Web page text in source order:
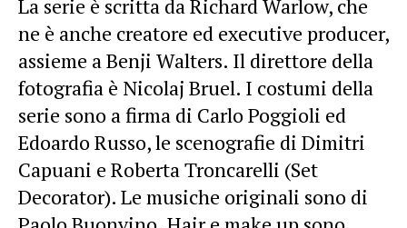
La serie è scritta da Richard Warlow, che
ne è anche creatore ed executive producer,
assieme a Benji Walters. Il direttore della
fotografia è Nicolaj Bruel. I costumi della
serie sono a firma di Carlo Poggioli ed
Edoardo Russo, le scenografie di Dimitri
Capuani e Roberta Troncarelli (Set
Decorator). Le musiche originali sono di